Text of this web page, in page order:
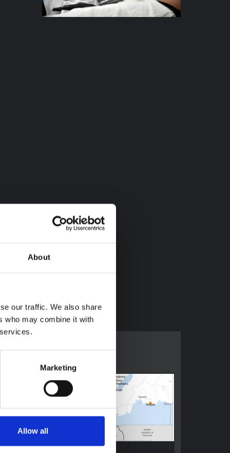
About
our traffic. We also share
who may combine it with
Marketing
Allow all
COMPTE RENDU